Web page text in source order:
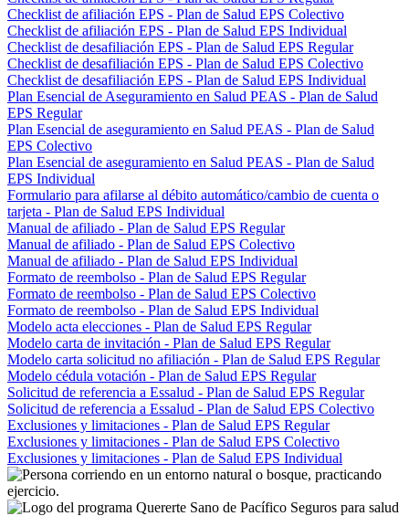
Checklist de afiliación EPS - Plan de Salud EPS Colectivo
Checklist de afiliación EPS - Plan de Salud EPS Individual
Checklist de desafiliación EPS - Plan de Salud EPS Regular
Checklist de desafiliación EPS - Plan de Salud EPS Colectivo
Checklist de desafiliación EPS - Plan de Salud EPS Individual
Plan Esencial de Aseguramiento en Salud PEAS - Plan de Salud
EPS Regular
Plan Esencial de aseguramiento en Salud PEAS - Plan de Salud
EPS Colectivo
Plan Esencial de aseguramiento en Salud PEAS - Plan de Salud
EPS Individual
Formulario para afilarse al débito automático/cambio de cuenta o
tarjeta - Plan de Salud EPS Individual
Manual de afiliado - Plan de Salud EPS Regular
Manual de afiliado - Plan de Salud EPS Colectivo
Manual de afiliado - Plan de Salud EPS Individual
Formato de reembolso - Plan de Salud EPS Regular
Formato de reembolso - Plan de Salud EPS Colectivo
Formato de reembolso - Plan de Salud EPS Individual
Modelo acta elecciones - Plan de Salud EPS Regular
Modelo carta de invitación - Plan de Salud EPS Regular
Modelo carta solicitud no afiliación - Plan de Salud EPS Regular
Modelo cédula votación - Plan de Salud EPS Regular
Solicitud de referencia a Essalud - Plan de Salud EPS Regular
Solicitud de referencia a Essalud - Plan de Salud EPS Colectivo
Exclusiones y limitaciones - Plan de Salud EPS Regular
Exclusiones y limitaciones - Plan de Salud EPS Colectivo
Exclusiones y limitaciones - Plan de Salud EPS Individual